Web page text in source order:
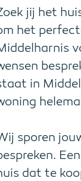
jij het
het
in
sporen
dat te